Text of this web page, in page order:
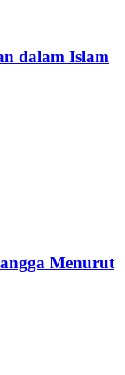
dalam Islam
Menurut